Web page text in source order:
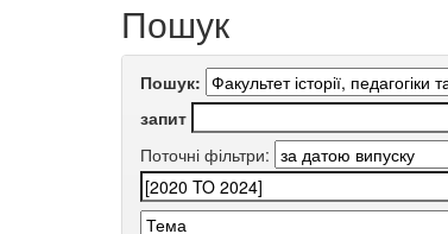
Пошук
Пошук:
запит
Поточні фільтри: